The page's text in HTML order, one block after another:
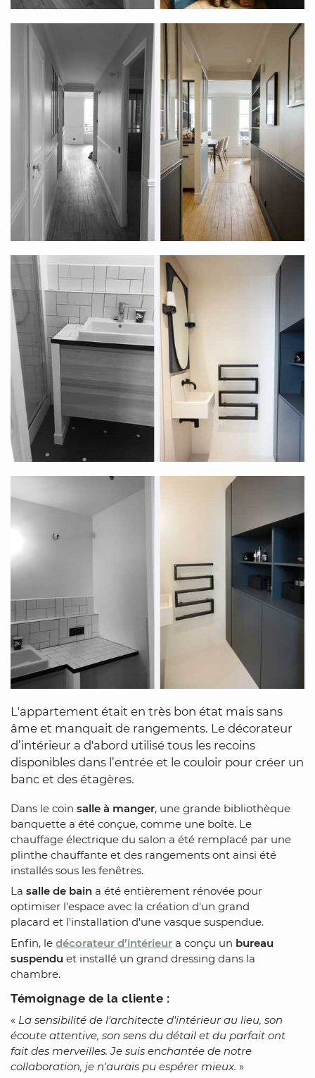
L'appartement était en très bon état mais sans
âme et manquait de rangements. Le décorateur
d’intérieur a d'abord utilisé tous les recoins
disponibles dans l’entrée et le couloir pour créer un
banc et des étagères.
Dans le coin salle à manger, une grande bibliothèque
banquette a été conçue, comme une boîte. Le
chauffage électrique du salon a été remplacé par une
plinthe chauffante et des rangements ont ainsi été
installés sous les fenêtres.
La salle de bain a été entièrement rénovée pour
optimiser l'espace avec la création d'un grand
placard et l'installation d'une vasque suspendue.
Enfin, le décorateur d’intérieur a conçu un bureau
suspendu et installé un grand dressing dans la
chambre.
Témoignage de la cliente :
« La sensibilité de l'architecte d'intérieur au lieu, son
écoute attentive, son sens du détail et du parfait ont
fait des merveilles. Je suis enchantée de notre
collaboration, je n'aurais pu espérer mieux. »